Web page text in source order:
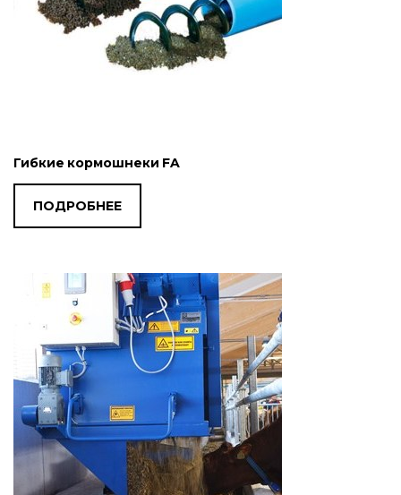
Гибкие кормошнеки FA
ПОДРОБНЕЕ